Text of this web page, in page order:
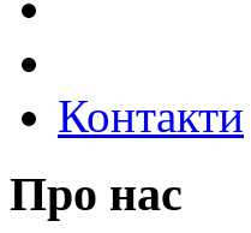
Контакти
Про нас